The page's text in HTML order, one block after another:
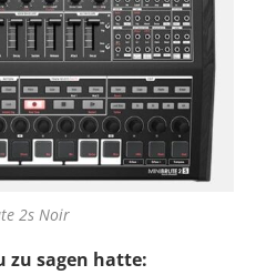
2s Noir
zu sagen hatte: